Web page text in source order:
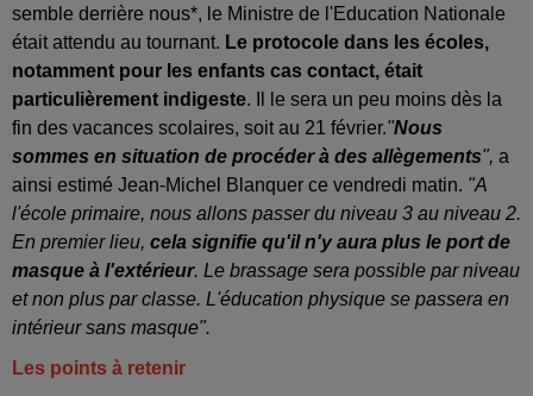
semble derrière nous*, le Ministre de l'Education Nationale
était attendu au tournant. Le protocole dans les écoles,
notamment pour les enfants cas contact, était
particulièrement indigeste. Il le sera un peu moins dès la
fin des vacances scolaires, soit au 21 février."Nous
sommes en situation de procéder à des allègements", a
ainsi estimé Jean-Michel Blanquer ce vendredi matin. "A
l'école primaire, nous allons passer du niveau 3 au niveau 2.
En premier lieu, cela signifie qu'il n'y aura plus le port de
masque à l'extérieur. Le brassage sera possible par niveau
et non plus par classe. L'éducation physique se passera en
intérieur sans masque".
Les points à retenir